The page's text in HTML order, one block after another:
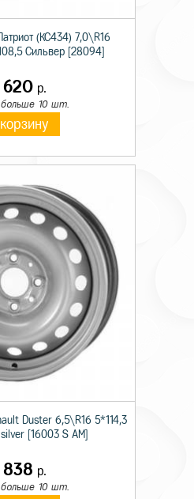
(КС434) 7,0\R16
Сильвер [28094]
р.
10 шт.
Duster 6,5\R16 5*114,3
[16003 S AM]
р.
10 шт.